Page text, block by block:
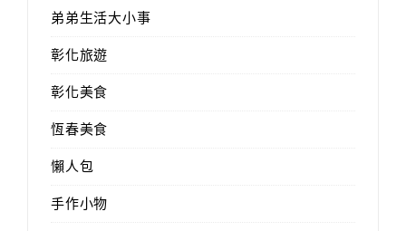
弟弟生活大小事
彰化旅遊
彰化美食
恆春美食
懶人包
手作小物